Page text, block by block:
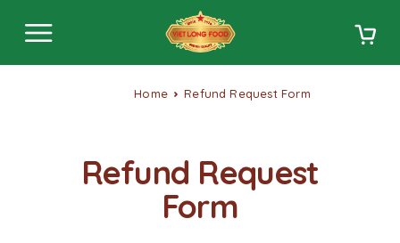
Home Refund Request Form
Refund Request
Form